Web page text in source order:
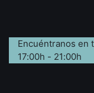
Encuéntranos en
17:00h - 21:00h